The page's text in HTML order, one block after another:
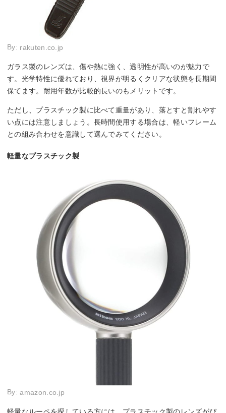
By: rakuten.co.jp
ガラス製のレンズは、傷や熱に強く、透明性が高いのが魅力で
す。光学特性に優れており、視界が明るくクリアな状態を長期間
保てます。耐用年数が比較的長いのもメリットです。
ただし、プラスチック製に比べて重量があり、落とすと割れやす
い点には注意しましょう。長時間使用する場合は、軽いフレーム
との組み合わせを意識して選んでみてください。
軽量なプラスチック製
By:amazon.co.jp